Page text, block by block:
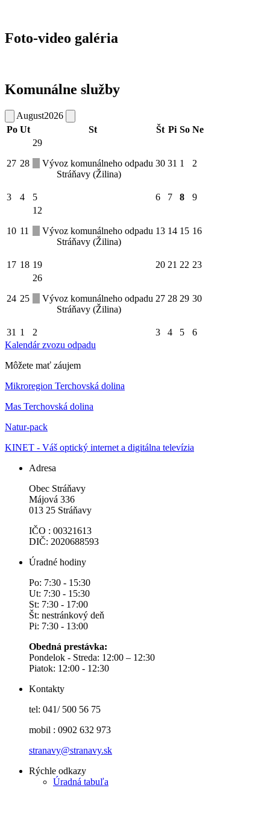
Foto-video galéria
Komunálne služby
August2026
Po Ut St Št Pi So Ne
27 28
29
Vývoz komunálneho odpadu
Stráňavy (Žilina)
30 31 1 2
3 4 5 6 7 8 9
10 11
12
Vývoz komunálneho odpadu
Stráňavy (Žilina)
13 14 15 16
17 18 19 20 21 22 23
24 25
26
Vývoz komunálneho odpadu
Stráňavy (Žilina)
27 28 29 30
31 1 2 3 4 5
6
Kalendár zvozu odpadu
Môžete mať záujem
Mikroregion Terchovská dolina
Mas Terchovská dolina
Natur-pack
KINET - Váš optický internet a digitálna televízia
Adresa
Obec Stráňavy
Májová 336
013 25 Stráňavy
IČO : 00321613
DIČ: 2020688593
Úradné hodiny
Po: 7:30 - 15:30
Ut: 7:30 - 15:30
St: 7:30 - 17:00
Št: nestránkový deň
Pi: 7:30 - 13:00
Obedná prestávka:
Pondelok - Streda: 12:00 – 12:30
Piatok: 12:00 - 12:30
Kontakty
tel: 041/ 500 56 75
mobil : 0902 632 973
stranavy@stranavy.sk
Rýchle odkazy
Úradná tabuľa